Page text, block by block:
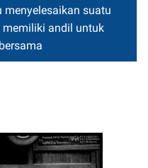
menyelesaikan suatu
andil untuk